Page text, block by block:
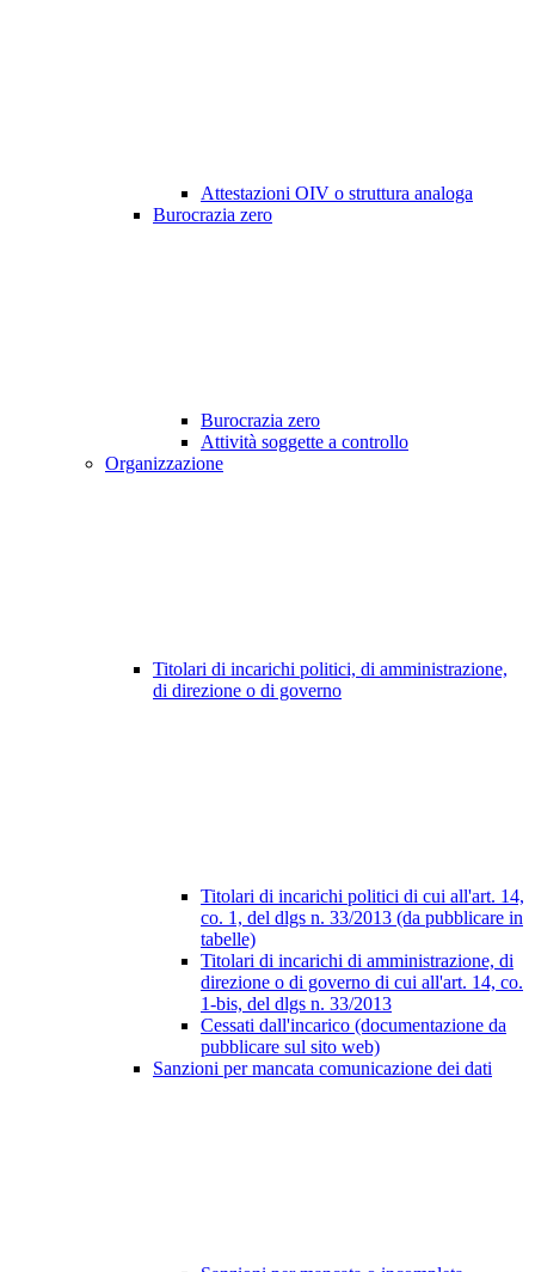
Attestazioni OIV o struttura analoga
Burocrazia zero
Burocrazia zero
Attività soggette a controllo
Organizzazione
Titolari di incarichi politici, di amministrazione,
di direzione o di governo
Titolari di incarichi politici di cui all'art. 14,
co. 1, del dlgs n. 33/2013 (da pubblicare in
tabelle)
Titolari di incarichi di amministrazione, di
direzione o di governo di cui all'art. 14, co.
1-bis, del dlgs n. 33/2013
Cessati dall'incarico (documentazione da
pubblicare sul sito web)
Sanzioni per mancata comunicazione dei dati